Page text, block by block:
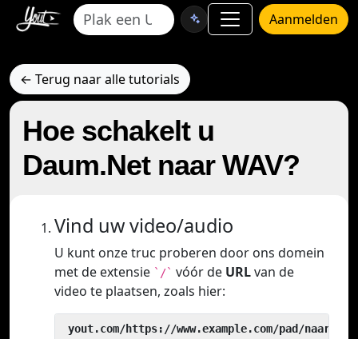
Aanmelden
← Terug naar alle tutorials
Hoe schakelt u
Daum.Net naar WAV?
Vind uw video/audio
U kunt onze truc proberen door ons domein
met de extensie `/` vóór de URLvan de
video te plaatsen, zoals hier:
yout.com/https://www.example.com/pad/naar/